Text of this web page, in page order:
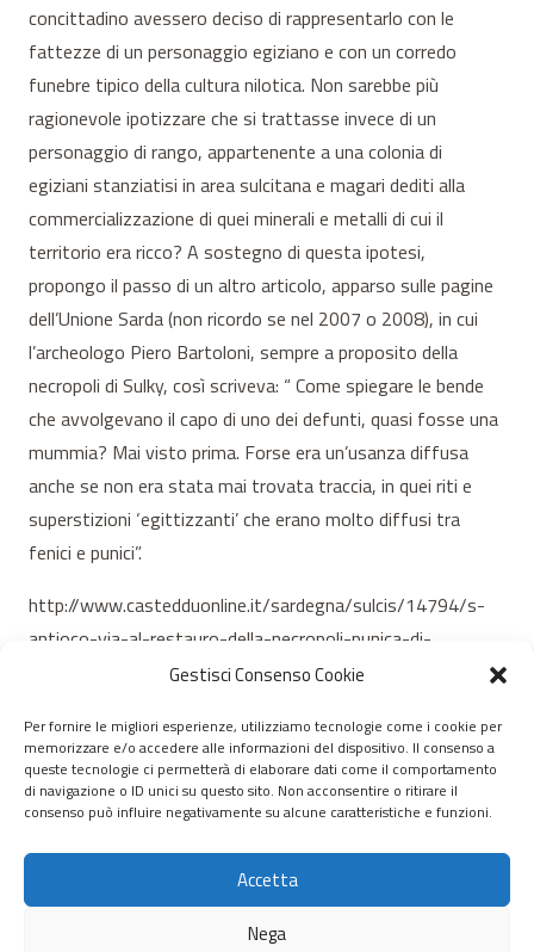
Gestisci Consenso Cookie
Per fornire le migliori esperienze, utilizziamo tecnologie come i cookie per
memorizzare e/o accedere alle informazioni del dispositivo. Il consenso a
queste tecnologie ci permetterà di elaborare dati come il comportamento
di navigazione o ID unici su questo sito. Non acconsentire o ritirare il
consenso può influire negativamente su alcune caratteristiche e funzioni.
Accetta
Nega
concittadino avessero deciso di rappresentarlo con le
fattezze di un personaggio egiziano e con un corredo
funebre tipico della cultura nilotica. Non sarebbe più
ragionevole ipotizzare che si trattasse invece di un
personaggio di rango, appartenente a una colonia di
egiziani stanziatisi in area sulcitana e magari dediti alla
commercializzazione di quei minerali e metalli di cui il
territorio era ricco? A sostegno di questa ipotesi,
propongo il passo di un altro articolo, apparso sulle pagine
dell’Unione Sarda (non ricordo se nel 2007 o 2008), in cui
l’archeologo Piero Bartoloni, sempre a proposito della
necropoli di Sulky, così scriveva: “ Come spiegare le bende
che avvolgevano il capo di uno dei defunti, quasi fosse una
mummia? Mai visto prima. Forse era un’usanza diffusa
anche se non era stata mai trovata traccia, in quei riti e
superstizioni ‘egittizzanti’ che erano molto diffusi tra
fenici e punici”.
http://www.castedduonline.it/sardegna/sulcis/14794/s-
antioco-via-al-restauro-della-necropoli-punica-di-
© 2020 – 2026 Nurnet – La rete dei Nuraghi – webdesign:
antoniopalumbo.it
Home